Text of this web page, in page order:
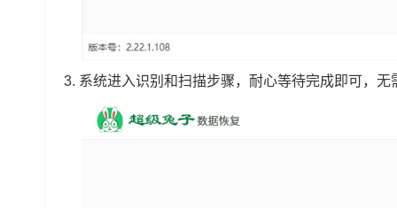
3. 系统进入识别和扫描步骤，耐心等待完成即可，无